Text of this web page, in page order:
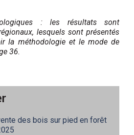
: les résultats sont
lesquels sont présentés
la méthodologie et le mode de
36.
des bois sur pied en forêt